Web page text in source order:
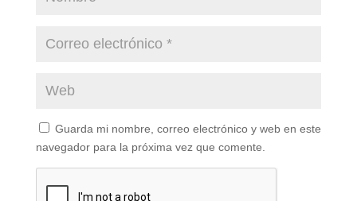
Guarda mi nombre, correo electrónico y web en este
navegador para la próxima vez que comente.